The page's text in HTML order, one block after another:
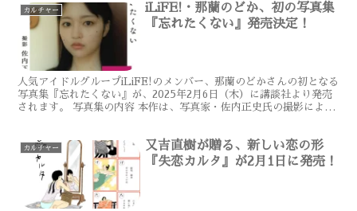
カルチャー
iLiFE!・那蘭のどか、初の写真集
『忘れたくない』発売決定！
人気アイドルグループiLiFE!のメンバー、那蘭のどかさんの初となる
写真集『忘れたくない』が、2025年2月6日（木）に講談社より発売
されます。 写真集の内容 本作は、写真家・佐内正史氏の撮影によ
カルチャー
又吉直樹が贈る、新しい恋の形
『失恋カルタ』が2月1日に発売！